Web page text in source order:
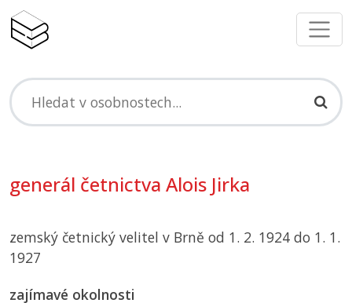
generál četnictva Alois Jirka
zemský četnický velitel v Brně od 1. 2. 1924 do 1. 1.
1927
zajímavé okolnosti